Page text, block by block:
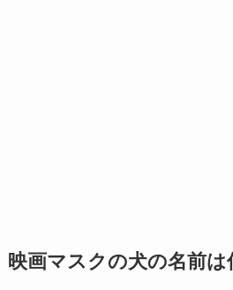
映画マスクの犬の名前は